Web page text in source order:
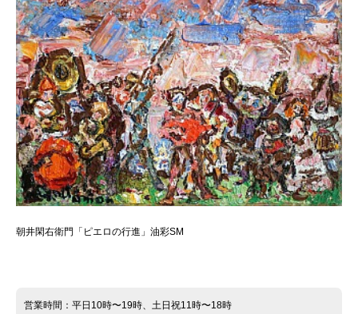
朝井閑右衛門「ピエロの行進」油彩SM
営業時間：平日10時〜19時、土日祝11時〜18時